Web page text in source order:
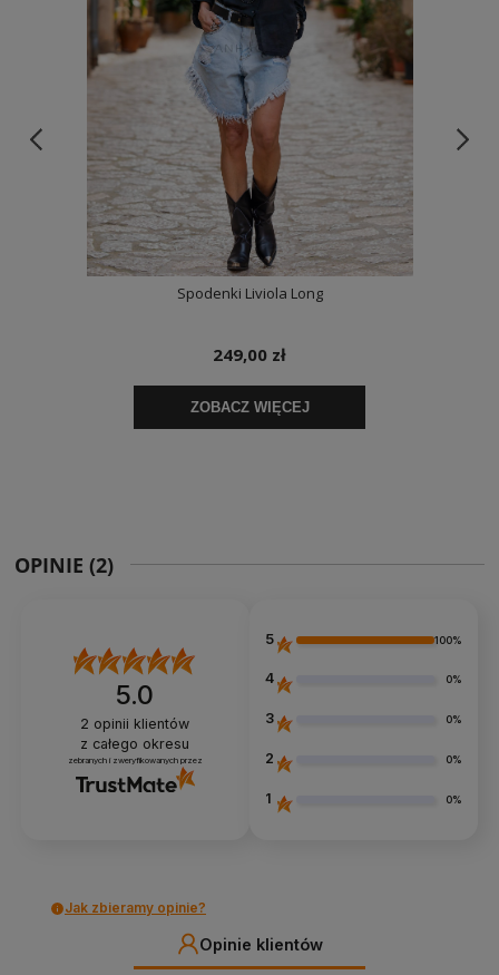
OPINIE (2)
5.0
2 opinii klientów
z całego okresu
zebranych i zweryfikowanych przez
5 100%
4 0%
3 0%
2 0%
1 0%
Jak zbieramy opinie?
Opinie klientów